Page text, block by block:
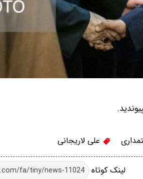
علی لاریجانی
لینک کوتاه